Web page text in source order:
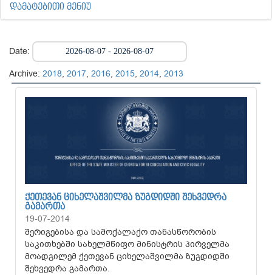
ᲓᲐᲛᲐᲢᲔᲑᲘᲗᲘ ᲛᲔᲜᲘᲣ
Date:
Archive: 2018, 2017, 2016, 2015, 2014, 2013
ᲥᲔᲗᲔᲕᲐᲜ ᲪᲘᲮᲔᲚᲐᲨᲕᲘᲚᲛᲐ ᲖᲣᲒᲓᲘᲓᲨᲘ ᲨᲔᲮᲕᲔᲓᲠᲐ
ᲒᲐᲛᲐᲠᲗᲐ
19-07-2014
შერიგებისა და სამოქალაქო თანასწორობის
საკითხებში სახელმწიფო მინისტრის პირველმა
მოადგილემ ქეთევან ციხელაშვილმა ზუგდიდში
შეხვედრა გამართა.